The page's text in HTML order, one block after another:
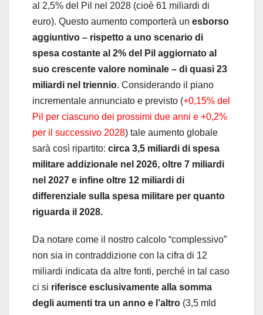
al 2,5% del Pil nel 2028 (cioè 61 miliardi di
euro). Questo aumento comporterà un esborso
aggiuntivo – rispetto a uno scenario di
spesa costante al 2% del Pil aggiornato al
suo crescente valore nominale – di quasi 23
miliardi nel triennio. Considerando il piano
incrementale annunciato e previsto (+0,15% del
Pil per ciascuno dei prossimi due anni e +0,2%
per il successivo 2028) tale aumento globale
sarà così ripartito: circa 3,5 miliardi di spesa
militare addizionale nel 2026, oltre 7 miliardi
nel 2027 e infine oltre 12 miliardi di
differenziale sulla spesa militare per quanto
riguarda il 2028.
Da notare come il nostro calcolo “complessivo”
non sia in contraddizione con la cifra di 12
miliardi indicata da altre fonti, perché in tal caso
ci si riferisce esclusivamente alla somma
degli aumenti tra un anno e l’altro (3,5 mld